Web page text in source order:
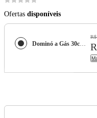
Ofertas disponíveis
Dominó a Gás 30cm 1Q Cuisinart Prime